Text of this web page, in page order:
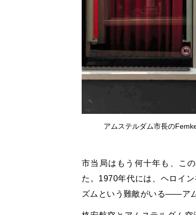
アムステルダム市長の
市当局はもう何十年も、こ
た。1970年代には、ヘロイ
ズムという難敵がいる――ア